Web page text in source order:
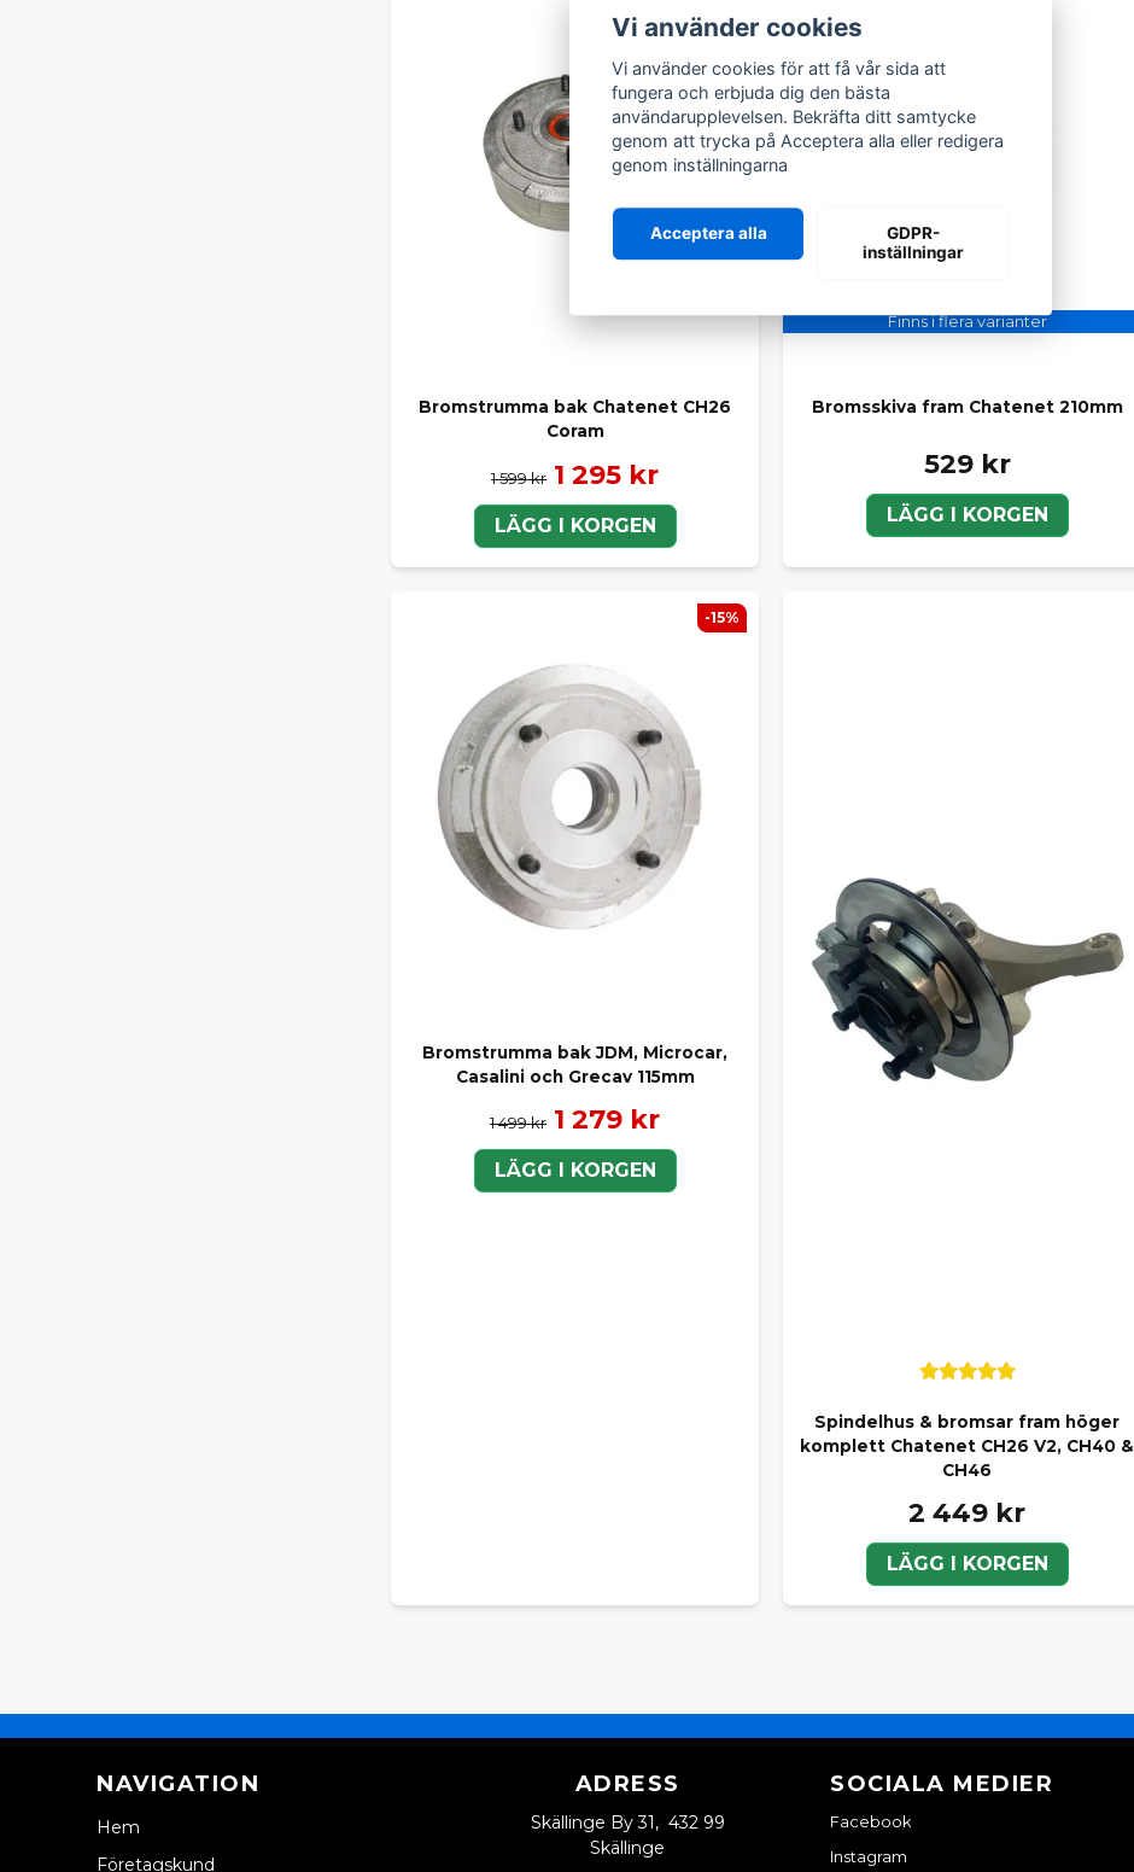
Bromstrumma bak Chatenet CH26
Coram
1 599 kr 1 295 kr
LÄGG I KORGEN
Finns i flera varianter
Bromsskiva fram Chatenet 210mm
529 kr
LÄGG I KORGEN
Bromstrumma bak JDM, Microcar,
Casalini och Grecav 115mm
1 499 kr 1 279 kr
LÄGG I KORGEN
-15%
Spindelhus & bromsar fram höger
komplett Chatenet CH26 V2, CH40 &
CH46
2 449 kr
LÄGG I KORGEN
NAVIGATION
Hem
Företagskund
ADRESS
Skällinge By 31, 432 99
Skällinge
SOCIALA MEDIER
Facebook
Instagram
Vi använder cookies
Vi använder cookies för att få vår sida att
fungera och erbjuda dig den bästa
användarupplevelsen. Bekräfta ditt samtycke
genom att trycka på Acceptera alla eller redigera
genom inställningarna
Acceptera alla
GDPR-
inställningar